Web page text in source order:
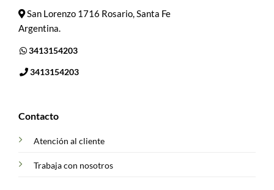
San Lorenzo 1716 Rosario, Santa Fe
Argentina.
3413154203
3413154203
Contacto
Atención al cliente
Trabaja con nosotros